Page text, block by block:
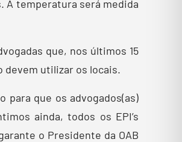
A temperatura será medida
que, nos últimos 15
devem utilizar os locais.
para que os advogados(as)
ainda, todos os EPI’s
o Presidente da OAB